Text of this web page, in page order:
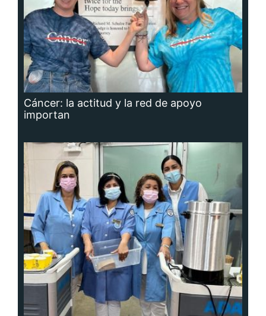
Cáncer: la actitud y la red de apoyo
importan